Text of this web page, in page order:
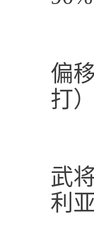
偏
打）
武
利亚